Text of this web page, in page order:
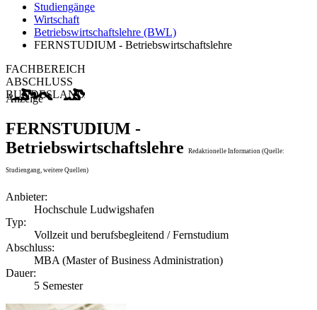
Studiengänge
Wirtschaft
Betriebswirtschaftslehre (BWL)
FERNSTUDIUM - Betriebswirtschaftslehre
FACHBEREICH
ABSCHLUSS
BUNDESLAND
Anzeige
FERNSTUDIUM -
Betriebswirtschaftslehre
Redaktionelle Information (Quelle:
Studiengang, weitere Quellen)
Anbieter:
Hochschule Ludwigshafen
Typ:
Vollzeit und berufsbegleitend / Fernstudium
Abschluss:
MBA (Master of Business Administration)
Dauer:
5 Semester